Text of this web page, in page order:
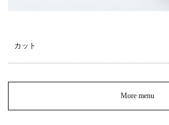
カット
More menu